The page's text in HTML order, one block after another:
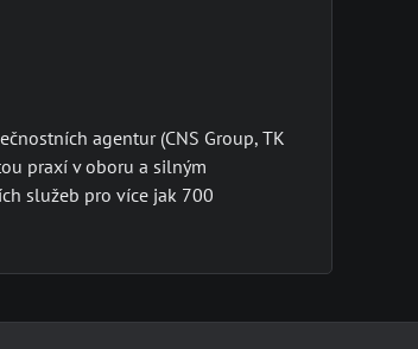
agentur (CNS Group, TK
praxí v oboru a silným
služeb pro více jak 700